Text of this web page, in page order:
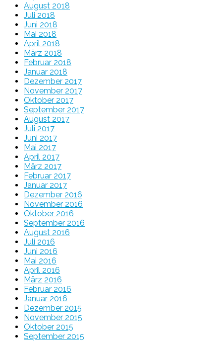
August 2018
Juli 2018
Juni 2018
Mai 2018
April 2018
März 2018
Februar 2018
Januar 2018
Dezember 2017
November 2017
Oktober 2017
September 2017
August 2017
Juli 2017
Juni 2017
Mai 2017
April 2017
März 2017
Februar 2017
Januar 2017
Dezember 2016
November 2016
Oktober 2016
September 2016
August 2016
Juli 2016
Juni 2016
Mai 2016
April 2016
März 2016
Februar 2016
Januar 2016
Dezember 2015
November 2015
Oktober 2015
September 2015